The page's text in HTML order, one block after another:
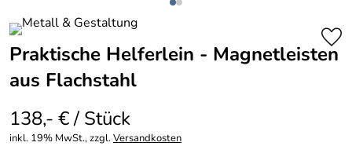
Praktische Helferlein - Magnetleisten
aus Flachstahl
138,- € / Stück
inkl. 19% MwSt., zzgl.Versandkosten